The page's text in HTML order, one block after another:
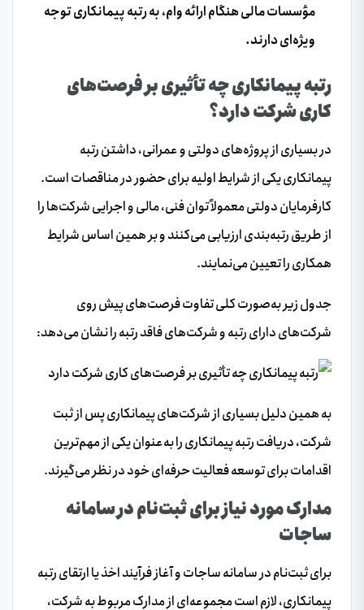
مؤسسات مالی هنگام ارائه وام، به رتبه پیمانکاری توجه
ویژه‌ای دارند.
رتبه پیمانکاری چه تأثیری بر فرصت‌های
کاری شرکت دارد؟
در بسیاری از پروژه‌های دولتی و عمرانی، داشتن رتبه
پیمانکاری یکی از شرایط اولیه برای حضور در مناقصات است.
کارفرمایان دولتی معمولاً توان فنی، مالی و اجرایی شرکت‌ها را
از طریق رتبه‌بندی ارزیابی می‌کنند و بر همین اساس شرایط
همکاری را تعیین می‌نمایند.
جدول زیر به‌صورت کلی تفاوت فرصت‌های پیش روی
شرکت‌های دارای رتبه و شرکت‌های فاقد رتبه را نشان می‌دهد:
به همین دلیل بسیاری از شرکت‌های پیمانکاری پس از ثبت
شرکت، دریافت رتبه پیمانکاری را به‌عنوان یکی از مهم‌ترین
اقدامات برای توسعه فعالیت حرفه‌ای خود در نظر می‌گیرند.
مدارک مورد نیاز برای ثبت‌نام در سامانه
ساجات
برای ثبت‌نام در سامانه ساجات و آغاز فرآیند اخذ یا ارتقای رتبه
پیمانکاری، لازم است مجموعه‌ای از مدارک مربوط به شرکت،